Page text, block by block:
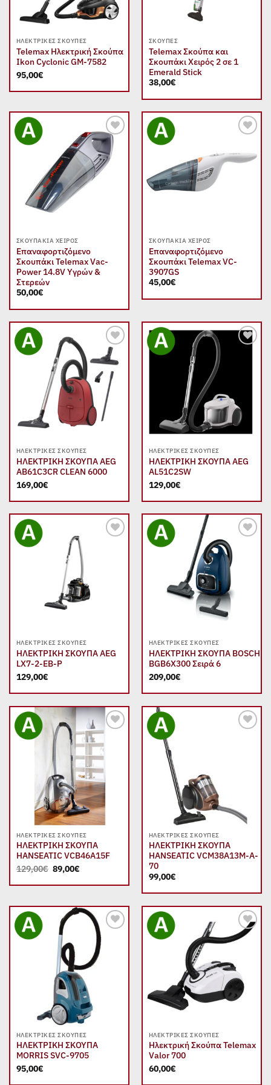
ΗΛΕΚΤΡΙΚΈΣ ΣΚΟΎΠΕΣ
Telemax Ηλεκτρική Σκούπα
Ikon Cyclonic GM-7582
95,00€
ΣΚΟΎΠΕΣ
Telemax Σκούπα και
Σκουπάκι Χειρός 2 σε 1
Emerald Stick
38,00€
Add to
wishlist
ΣΚΟΥΠΆΚΙΑ ΧΕΙΡΌΣ
Επαναφορτιζόμενο
Σκουπάκι Telemax Vac-
Power 14.8V Υγρών &
Στερεών
50,00€
wishlist
ΣΚΟΥΠΆΚΙΑ ΧΕΙΡΌΣ
Επαναφορτιζόμενο
Σκουπάκι Telemax VC-
3907GS
45,00€
Add to
wishlist
ΗΛΕΚΤΡΙΚΈΣ ΣΚΟΎΠΕΣ
ΗΛΕΚΤΡΙΚΗ ΣΚΟΥΠΑ AEG
AB61C3CR CLEAN 6000
169,00€
ΗΛΕΚΤΡΙΚΈΣ ΣΚΟΎΠΕΣ
ΗΛΕΚΤΡΙΚΗ ΣΚΟΥΠΑ AEG
AL51C2SW
129,00€
ΗΛΕΚΤΡΙΚΈΣ ΣΚΟΎΠΕΣ
ΗΛΕΚΤΡΙΚΗ ΣΚΟΥΠΑ AEG
LX7-2-EB-P
129,00€
wishlist
ΗΛΕΚΤΡΙΚΈΣ ΣΚΟΎΠΕΣ
ΗΛΕΚΤΡΙΚΗ ΣΚΟΥΠΑ BOSCH
BGB6X300 Σειρά 6
209,00€
wishlist
ΗΛΕΚΤΡΙΚΈΣ ΣΚΟΎΠΕΣ
ΗΛΕΚΤΡΙΚΗ ΣΚΟΥΠΑ
HANSEATIC VCB46A15F
129,00€ Original
price
was:
89,00€Η
τιμή
ΗΛΕΚΤΡΙΚΈΣ ΣΚΟΎΠΕΣ
ΗΛΕΚΤΡΙΚΗ ΣΚΟΥΠΑ
HANSEATIC VCM38A13M-A-
70
99,00€
Add to
wishlist
ΗΛΕΚΤΡΙΚΈΣ ΣΚΟΎΠΕΣ
ΗΛΕΚΤΡΙΚΗ ΣΚΟΥΠΑ
MORRIS SVC-9705
95,00€
Add to
wishlist
ΗΛΕΚΤΡΙΚΈΣ ΣΚΟΎΠΕΣ
Ηλεκτρική Σκούπα Telemax
Valor 700
60,00€